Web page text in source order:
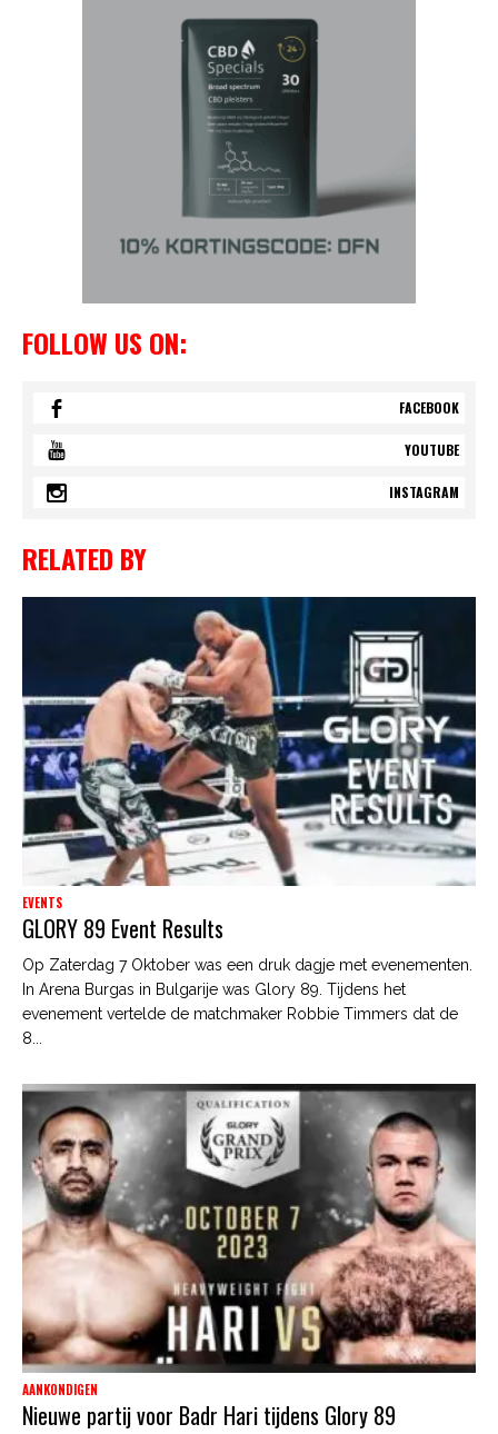
FOLLOW US ON:
FACEBOOK
YOUTUBE
INSTAGRAM
RELATED BY
EVENTS
GLORY 89 Event Results
Op Zaterdag 7 Oktober was een druk dagje met evenementen.
In Arena Burgas in Bulgarije was Glory 89. Tijdens het
evenement vertelde de matchmaker Robbie Timmers dat de
8...
AANKONDIGEN
Nieuwe partij voor Badr Hari tijdens Glory 89